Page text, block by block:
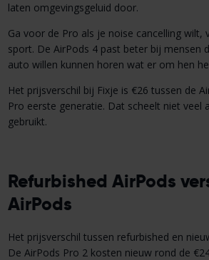
laten omgevingsgeluid door.
Ga voor de Pro als je noise cancelling wilt,
sport. De AirPods 4 past beter bij mensen
auto willen kunnen horen wat er om hen
Het prijsverschil bij Fixje is €26 tussen de
Pro eerste generatie. Dat scheelt niet veel
gebruikt.
Refurbished AirPods
AirPods
Het prijsverschil tussen refurbished en
De AirPods Pro 2 kosten nieuw rond de